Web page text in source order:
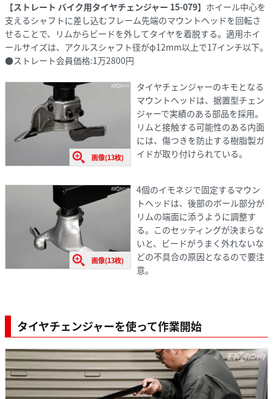
【ストレート バイク用タイヤチェンジャー 15-079】 ホイール中心を
支えるシャフトに差し込むフレーム先端のマウントヘッドを回転さ
せることで、リムからビードを外してタイヤを着脱する。適用ホイ
ールサイズは、アクルスシャフト径がφ12mm以上で17インチ以下。
●ストレート会員価格:1万2800円
画像(13枚)
タイヤチェンジャーのキモとなる
マウントヘッドは、据置型チェン
ジャーで実績のある部品を採用。
リムと接触する可能性のある内面
には、傷つきを防止する樹脂製ガ
イドが取り付けられている。
画像(13枚)
4個のイモネジで固定するマウン
トヘッドは、後部のボール部分が
リムの端面に添うように調整す
る。このセッティングが決まらな
いと、ビードがうまく外れないな
どの不具合の原因となるので要注
意。
タイヤチェンジャーを使って作業開始